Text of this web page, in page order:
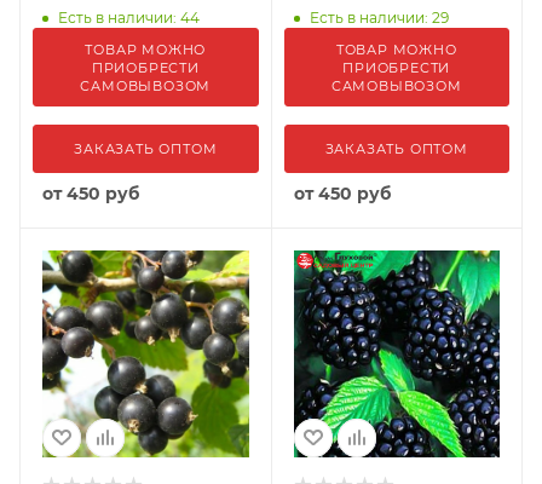
Есть в наличии: 44
ТОВАР МОЖНО
ПРИОБРЕСТИ
САМОВЫВОЗОМ
ЗАКАЗАТЬ ОПТОМ
от450 руб
Есть в наличии: 29
ТОВАР МОЖНО
ПРИОБРЕСТИ
САМОВЫВОЗОМ
ЗАКАЗАТЬ ОПТОМ
от450 руб